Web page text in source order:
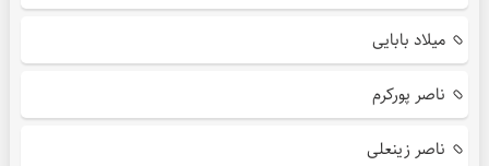
میلاد بابایی
ناصر پورکرم
ناصر زینعلی